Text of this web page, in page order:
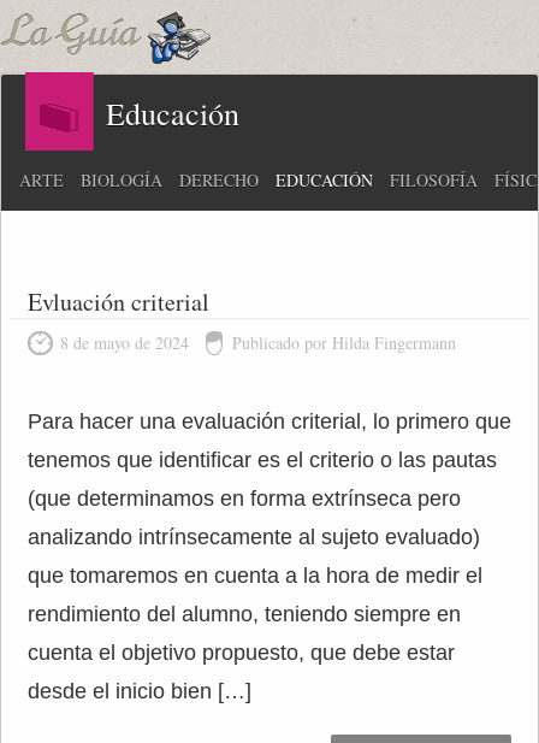
Educación
ARTE BIOLOGÍA DERECHO EDUCACIÓN FILOSOFÍA
Evluación criterial
8 de mayo de 2024 Publicado por Hilda Fingermann
Para hacer una evaluación criterial, lo primero que
tenemos que identificar es el criterio o las pautas
(que determinamos en forma extrínseca pero
analizando intrínsecamente al sujeto evaluado)
que tomaremos en cuenta a la hora de medir el
rendimiento del alumno, teniendo siempre en
cuenta el objetivo propuesto, que debe estar
desde el inicio bien […]